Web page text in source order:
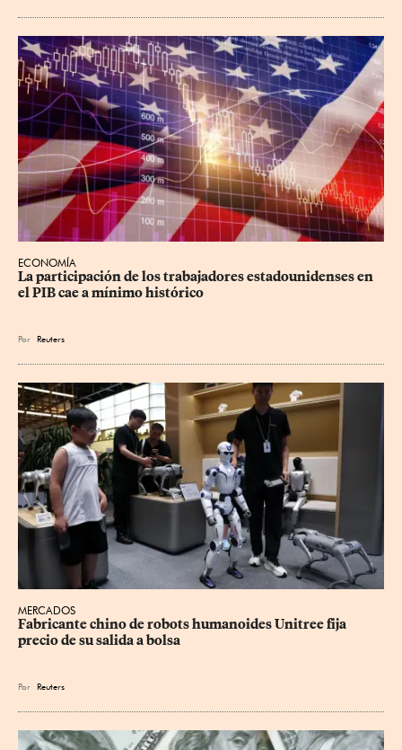
ECONOMÍA
La participación de los trabajadores estadounidenses en
el PIB cae a mínimo histórico
Por Reuters
MERCADOS
Fabricante chino de robots humanoides Unitree fija
precio de su salida a bolsa
Por Reuters